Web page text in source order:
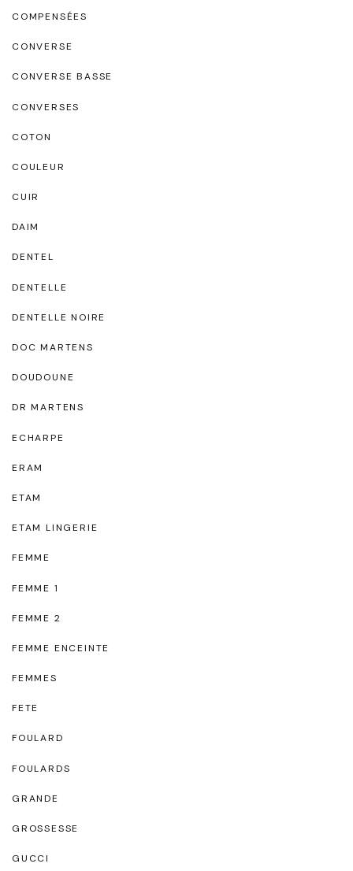
COMPENSÉES
CONVERSE
CONVERSE BASSE
CONVERSES
COTON
COULEUR
CUIR
DAIM
DENTEL
DENTELLE
DENTELLE NOIRE
DOC MARTENS
DOUDOUNE
DR MARTENS
ECHARPE
ERAM
ETAM
ETAM LINGERIE
FEMME
FEMME 1
FEMME 2
FEMME ENCEINTE
FEMMES
FETE
FOULARD
FOULARDS
GRANDE
GROSSESSE
GUCCI